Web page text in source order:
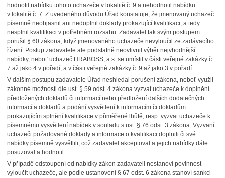
hodnotil nabídku tohoto uchazeče v lokalitě č. 9 a nehodnotil nabídku
v lokalitě č. 7. Z uvedeného důvodu Úřad konstatuje, že jmenovaný uchazeč
písemně neobjasnil ani nedoplnil doklady prokazující kvalifikaci, a tedy
nesplnil kvalifikaci v potřebném rozsahu. Zadavatel tak svým postupem
porušil § 60 zákona, když jmenovaného uchazeče nevyloučil ze zadávacího
řízení. Postup zadavatele ale podstatně neovlivnil výběr nejvhodnější
nabídky, neboť uchazeč HRABOSS, a.s. se umístil v části veřejné zakázky č.
7 až jako 4 v pořadí, a v části veřejné zakázky č. 9 až jako 3 v pořadí.
V dalším postupu zadavatele Úřad neshledal porušení zákona, neboť využil
zákonné možnosti dle ust. § 59 odst. 4 zákona vyzvat uchazeče k doplnění
předložených dokladů či informací nebo předložení dalších dodatečných
informací a dokladů a podání vysvětlení k informacím či dokladům
prokazujícím splnění kvalifikace v přiměřené lhůtě, resp. vyzvat uchazeče k
písemnému vysvětlení nabídek v souladu s ust. § 76 odst. 3 zákona. Vyzvaní
uchazeči požadované doklady a informace o kvalifikaci doplnili či své
nabídky písemně vysvětlili, což zadavatel akceptoval a jejich nabídky dále
posuzoval a hodnotil.
V případě odstoupení od nabídky zákon zadavateli nestanoví povinnost
vyloučit uchazeče, ale podle ustanovení § 67 odst. 6 zákona stanoví sankci